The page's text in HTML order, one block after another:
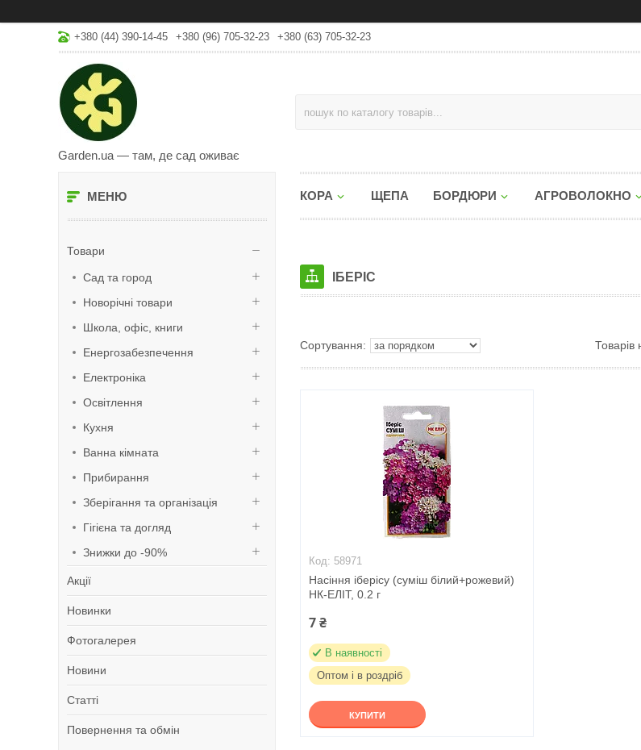
+380 (44) 390-14-45 +380 (96) 705-32-23 +380 (63) 705-32-23
Garden.ua — там, де сад оживає
Товари
Сад та город
Новорічні товари
Школа, офіс, книги
Енергозабезпечення
Електроніка
Освітлення
Кухня
Ванна кімната
Прибирання
Зберігання та організація
Гігієна та догляд
Знижки до -90%
Акції
Новинки
Фотогалерея
Новини
Статті
Повернення та обмін
КОРА ЩЕПА БОРДЮРИ АГРОВОЛОКНО
ІБЕРІС
58971
Насіння іберісу (суміш білий+рожевий)
НК-ЕЛІТ, 0.2 г
7 ₴
В наявності
Оптом і в роздріб
КУПИТИ